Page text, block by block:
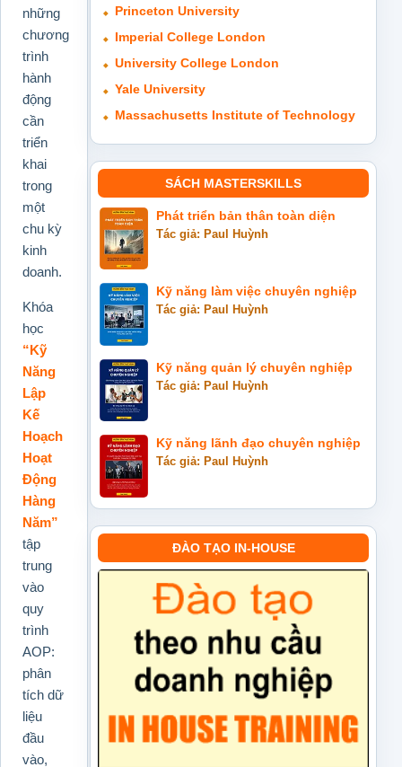
những
chương
trình
hành
động
cần
triển
khai
trong
một
chu kỳ
kinh
doanh.
Khóa
học
“Kỹ
Năng
Lập
Kế
Hoạch
Hoạt
Động
Hàng
Năm”
tập
trung
vào
quy
trình
AOP:
phân
tích dữ
liệu
đầu
vào,
Princeton University
Imperial College London
University College London
Yale University
Massachusetts Institute of Technology
SÁCH MASTERSKILLS
Phát triển bản thân toàn diện
Tác giả: Paul Huỳnh
Kỹ năng làm việc chuyên nghiệp
Tác giả: Paul Huỳnh
Kỹ năng quản lý chuyên nghiệp
Tác giả: Paul Huỳnh
Kỹ năng lãnh đạo chuyên nghiệp
Tác giả: Paul Huỳnh
ĐÀO TẠO IN-HOUSE